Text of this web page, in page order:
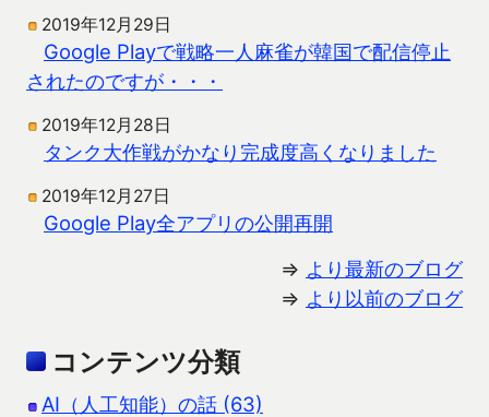
2019年12月29日
Google Playで戦略一人麻雀が韓国で配信停止
されたのですが・・・
2019年12月28日
タンク大作戦がかなり完成度高くなりました
2019年12月27日
Google Play全アプリの公開再開
⇒ より最新のブログ
⇒ より以前のブログ
コンテンツ分類
AI（人工知能）の話 (63)